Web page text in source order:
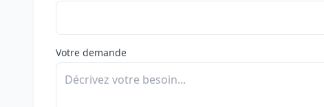
Votre demande